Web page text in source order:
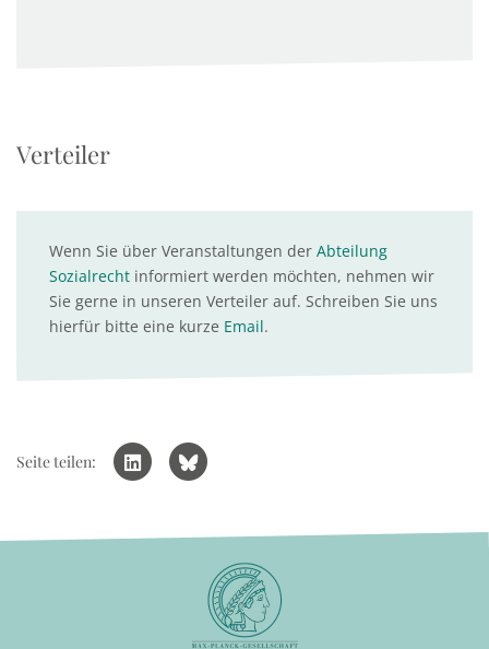
Verteiler
Wenn Sie über Veranstaltungen der Abteilung
Sozialrecht informiert werden möchten, nehmen wir
Sie gerne in unseren Verteiler auf. Schreiben Sie uns
hierfür bitte eine kurze Email.
Seite teilen: